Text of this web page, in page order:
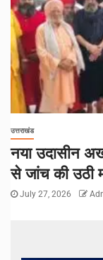
उत्तराखंड
नया उदासीन
से जांच की उठी
July 27, 2026